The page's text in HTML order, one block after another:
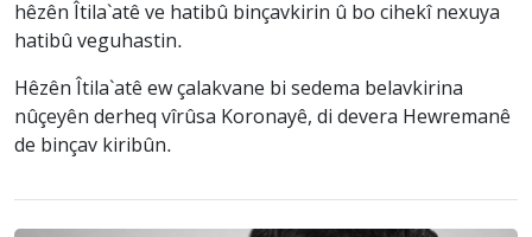
hêzên Îtila`atê ve hatibû binçavkirin û bo cihekî nexuya
hatibû veguhastin.
Hêzên Îtila`atê ew çalakvane bi sedema belavkirina
nûçeyên derheq vîrûsa Koronayê, di devera Hewremanê
de binçav kiribûn.